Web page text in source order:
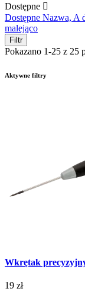
Dostępne 
Dostępne Nazwa, A
malejąco
Filtr
Pokazano 1-25 z 25
Aktywne filtry
Wkrętak
19 zł